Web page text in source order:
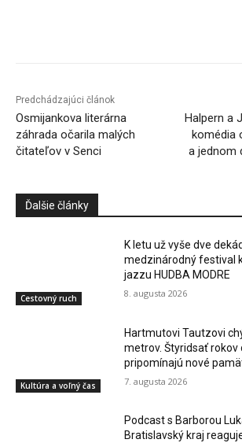
Predchádzajúci článok
Osmijankova literárna
záhrada očarila malých
čitateľov v Senci
Halpern a
komédia
a jednom
Ďalšie články
Cestovný ruch
K letu už vyše dve
medzinárodný festival
jazzu HUDBA MODRE
8. augusta 2026
Kultúra a voľný čas
Hartmutovi Tautzovi
metrov. Štyridsať rokov
pripomínajú nové
7. augusta 2026
Podcast s Barborou
Bratislavský kraj